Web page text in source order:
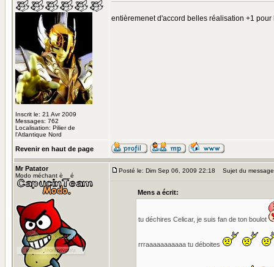
Inscrit le: 21 Avr 2009
Messages: 762
Localisation: Pilier de
l'Atlantique Nord
entièremenet d'accord belles réalisation +1
Revenir en haut de page
Mr Patator
Modo méchant è__é
Posté le: Dim Sep 06, 2009 22:18 Sujet du
Mens a écrit:
tu déchires Celicar, je suis fan de ton boulot
rrraaaaaaaaaaa tu déboites